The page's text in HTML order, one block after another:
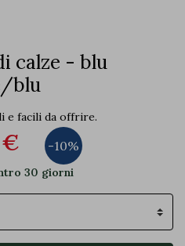
calze - blu
blu
e facili da offrire.
€ -10%
30 giorni